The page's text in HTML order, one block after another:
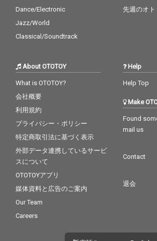
Dance/Electronic
Jazz/World
Classical/Soundtrack
先週のオト
About OTOTOY
What is OTOTOY?
会社概要
利用規約
プライバシー・ポリシー
特定商取引法に基づく表示
外部データ連携しているサービ
スについて
OTOTOYアプリ
媒体資料と広告のご案内
Our Team
Careers
Help
Help Top
Make
Found
mail us
Contact
退会